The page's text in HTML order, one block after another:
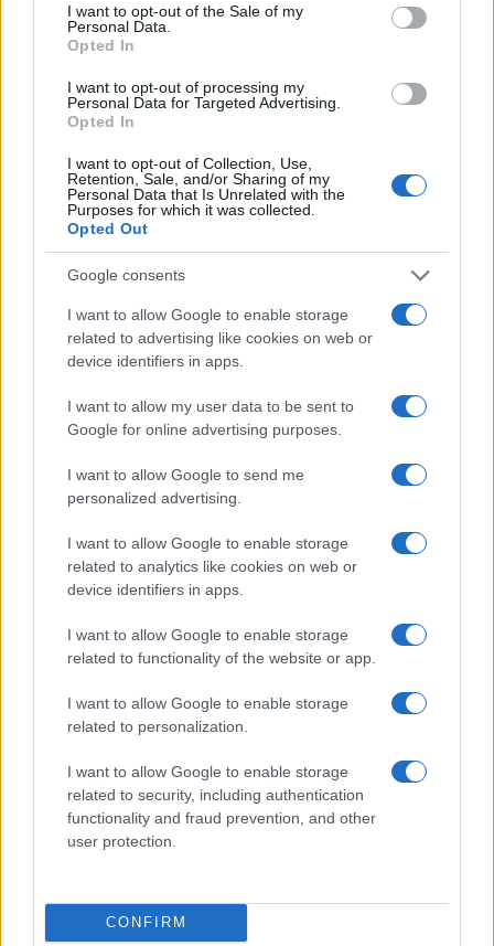
I want to opt-out of the Sale of my
Personal Data.
Opted In
I want to opt-out of processing my
Personal Data for Targeted Advertising.
Opted In
I want to opt-out of Collection, Use,
Retention, Sale, and/or Sharing of my
Personal Data that Is Unrelated with the
Purposes for which it was collected.
Opted Out
Google consents
I want to allow Google to enable storage
related to advertising like cookies on web or
device identifiers in apps.
I want to allow my user data to be sent to
Google for online advertising purposes.
I want to allow Google to send me
personalized advertising.
I want to allow Google to enable storage
related to analytics like cookies on web or
device identifiers in apps.
I want to allow Google to enable storage
related to functionality of the website or app.
I want to allow Google to enable storage
related to personalization.
I want to allow Google to enable storage
related to security, including authentication
functionality and fraud prevention, and other
user protection.
CONFIRM